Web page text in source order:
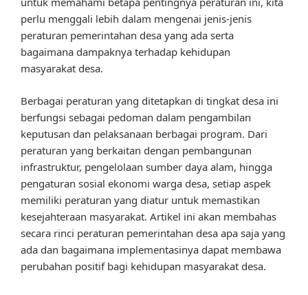
perlu menggali lebih dalam mengenai jenis-jenis
peraturan pemerintahan desa yang ada serta
bagaimana dampaknya terhadap kehidupan
masyarakat desa.
Berbagai peraturan yang ditetapkan di tingkat desa ini
berfungsi sebagai pedoman dalam pengambilan
keputusan dan pelaksanaan berbagai program. Dari
peraturan yang berkaitan dengan pembangunan
infrastruktur, pengelolaan sumber daya alam, hingga
pengaturan sosial ekonomi warga desa, setiap aspek
memiliki peraturan yang diatur untuk memastikan
kesejahteraan masyarakat. Artikel ini akan membahas
secara rinci peraturan pemerintahan desa apa saja yang
ada dan bagaimana implementasinya dapat membawa
perubahan positif bagi kehidupan masyarakat desa.